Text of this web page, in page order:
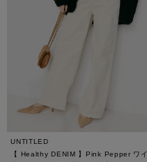
UNTITLED
【 Healthy DENIM 】Pink Pepper ワイ